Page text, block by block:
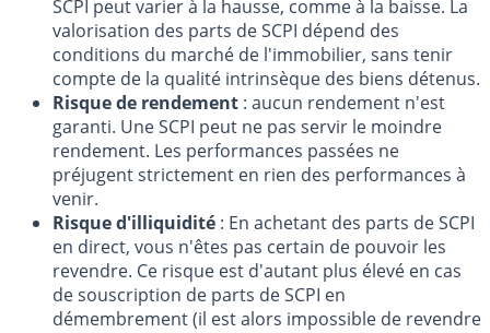
SCPI peut varier à la hausse, comme à la baisse. La
valorisation des parts de SCPI dépend des
conditions du marché de l'immobilier, sans tenir
compte de la qualité intrinsèque des biens détenus.
Risque de rendement : aucun rendement n'est
garanti. Une SCPI peut ne pas servir le moindre
rendement. Les performances passées ne
préjugent strictement en rien des performances à
venir.
Risque d'illiquidité : En achetant des parts de SCPI
en direct, vous n'êtes pas certain de pouvoir les
revendre. Ce risque est d'autant plus élevé en cas
de souscription de parts de SCPI en
démembrement (il est alors impossible de revendre